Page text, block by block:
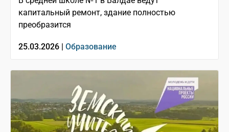
капитальный ремонт, здание полностью
преобразится
25.03.2026 | Образование